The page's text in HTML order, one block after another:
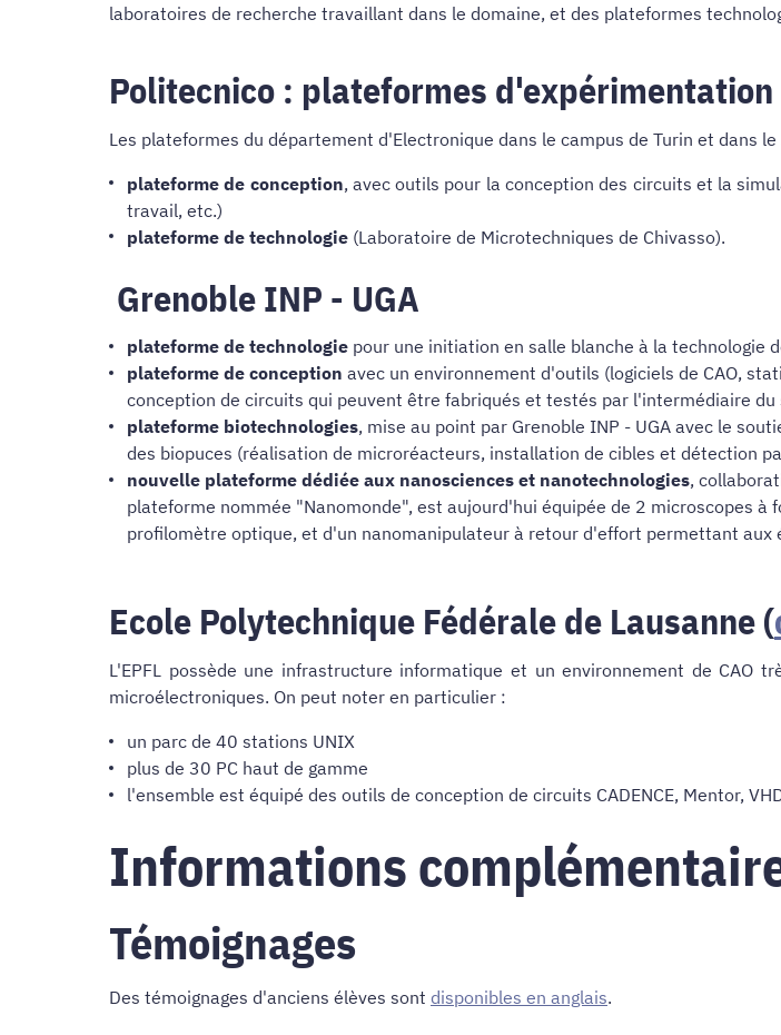
laboratoires de recherche travaillant dans le domaine, et des plateformes
Politecnico : plateformes d'expérimentation
Les plateformes du département d'Electronique dans le campus de Turin et dans
plateforme de conception, avec outils pour la conception des circuits et la
travail, etc.)
plateforme de technologie (Laboratoire de Microtechniques de Chivasso).
Grenoble INP - UGA
plateforme de technologie pour une initiation en salle blanche à la technologie
plateforme de conception avec un environnement d'outils (logiciels de CAO,
conception de circuits qui peuvent être fabriqués et testés par l'intermédiaire du
plateforme biotechnologies, mise au point par Grenoble INP - UGA avec le
des biopuces (réalisation de microréacteurs, installation de cibles et détection
nouvelle plateforme dédiée aux nanosciences et nanotechnologies,
plateforme nommée "Nanomonde", est aujourd'hui équipée de 2 microscopes à
profilomètre optique, et d'un nanomanipulateur à retour d'effort permettant aux
Ecole Polytechnique Fédérale de Lausanne (
L'EPFL possède une infrastructure informatique et un environnement de
microélectroniques. On peut noter en particulier :
un parc de 40 stations UNIX
plus de 30 PC haut de gamme
l'ensemble est équipé des outils de conception de circuits CADENCE, Mentor,
Informations
Témoignages
Des témoignages d'anciens élèves sont disponibles en anglais.